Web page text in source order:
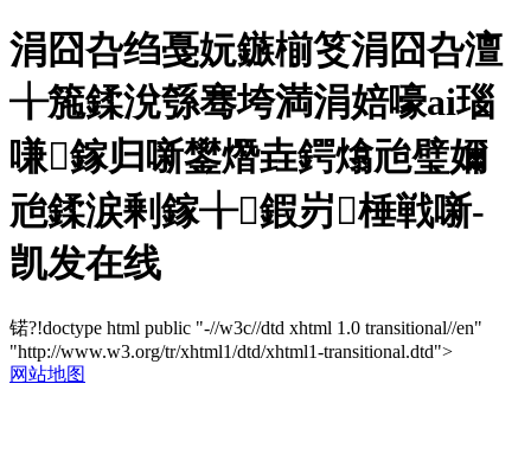
涓囧叴绉戞妧鏃椾笅涓囧叴澶
╁箷鍒涗綔骞垮満涓婄嚎ai瑙
嗛鎵归噺鐢熸垚鍔熻兘璧嬭
兘鍒涙剰鎵╁鍜岃棰戦噺-
凯发在线
锘?!doctype html public "-//w3c//dtd xhtml 1.0 transitional//en"
"http://www.w3.org/tr/xhtml1/dtd/xhtml1-transitional.dtd">
网站地图